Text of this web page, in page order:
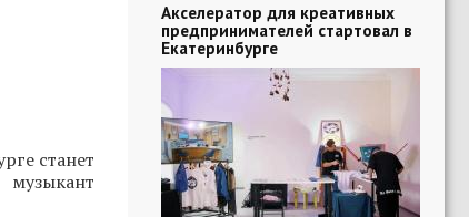
станет
музыкант
Акселератор для креативных
предпринимателей стартовал в
Екатеринбурге